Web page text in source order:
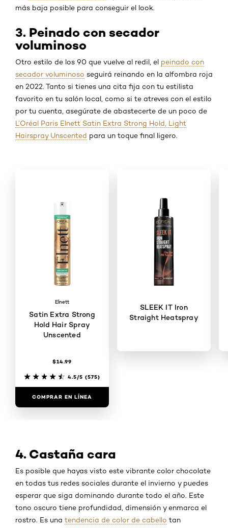
más baja posible para conseguir el look.
3. Peinado con secador
voluminoso
Otro estilo de los 90 que vuelve al redil, el peinado con
secador voluminoso seguirá reinando en la alfombra roja
en 2022. Tanto si tienes una cita fija con tu estilista
favorito en tu salón local, como si te atreves con el estilo
por tu cuenta, asegúrate de abastecerte de un poco de
L’Oréal Paris Elnett Satin Extra Strong Hold, Light
Hairspray Unscented para un toque final ligero.
Elnett
Satin Extra Strong
Hold Hair Spray
Unscented
$14.99
4.5/5 (575)
COMPRAR EN LÍNEA
SLEEK IT Iron
Straight Heatspray
4. Castaña cara
Es posible que hayas visto este vibrante color chocolate
en todas tus redes sociales durante el invierno y puedes
esperar que siga dominando durante todo el año. Este
tono oscuro tiene profundidad, dimensión y enmarca el
rostro. Es una tendencia de color de cabello tan